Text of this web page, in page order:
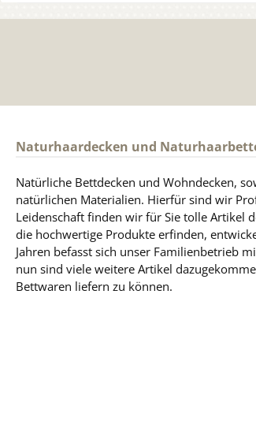
Naturhaardecken und
Natürliche Bettdecken und Wohndecken,
natürlichen Materialien. Hierfür sind wir
Leidenschaft finden wir für Sie tolle Artikel
die hochwertige Produkte erfinden,
Jahren befasst sich unser Familienbetrieb
nun sind viele weitere Artikel
Bettwaren liefern zu können.